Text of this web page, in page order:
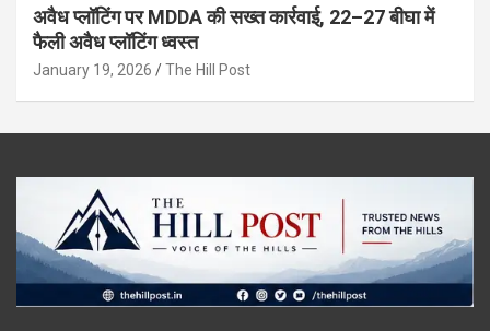
अवैध प्लॉटिंग पर MDDA की सख्त कार्रवाई, 22–27 बीघा में
फैली अवैध प्लॉटिंग ध्वस्त
January 19, 2026 The Hill Post